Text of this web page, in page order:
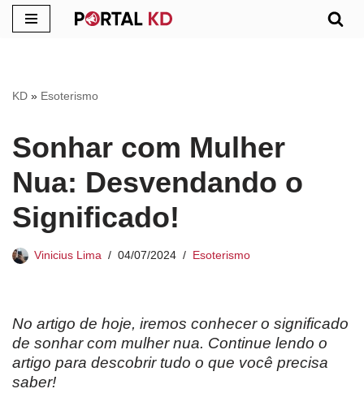
conteúdo
KD » Esoterismo
Sonhar com Mulher
Nua: Desvendando o
Significado!
Vinicius Lima 04/07/2024 Esoterismo
No artigo de hoje, iremos conhecer o significado
de sonhar com mulher nua. Continue lendo o
artigo para descobrir tudo o que você precisa
saber!